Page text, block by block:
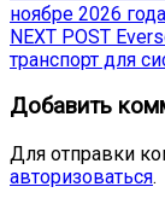
по
записям
ноябре 2026 года
NEXT POST Next
post:
транспорт для
Добавить
Для отправки
авторизоваться.